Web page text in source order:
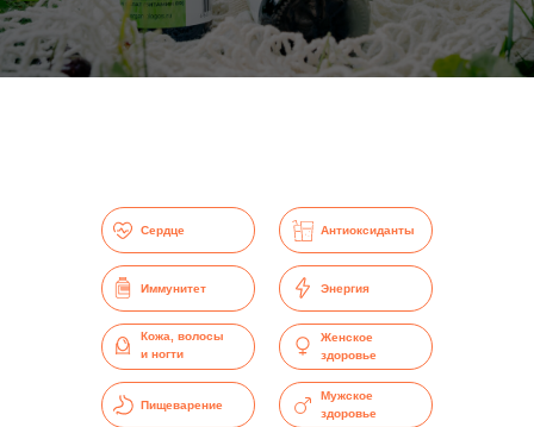
Сердце
Энергия
Кожа, волосы
и ногти
Мужское
здоровье
Иммунитет
Пищеварение
Женское
здоровье
Антиоксиданты